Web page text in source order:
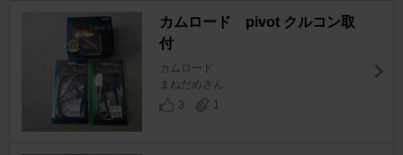
カムロード pivot クルコン取
付
カムロード
まねだめさん
3
1